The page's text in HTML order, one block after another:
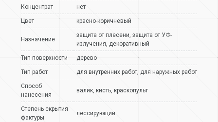
Концентрат нет
Цвет красно-коричневый
Назначение
защита от плесени, защита от УФ-
излучения, декоративный
Тип поверхности дерево
Тип работ для внутренних работ, для наружных работ
Способ
нанесения
валик, кисть, краскопульт
Степень скрытия
фактуры
лессирующий